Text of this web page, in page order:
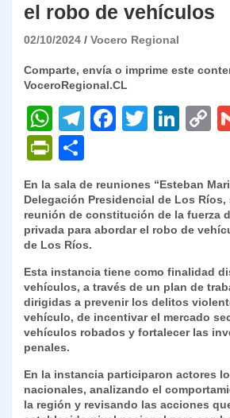
el robo de vehículos
02/10/2024 Vocero Regional
Comparte, envía o imprime este
VoceroRegional.CL
W
h
at
s
A
p
p
T
gr
a
m
F
e
b
o
k
T
er
Li
e
dI
C
y
k
P
ri
nt
Fr
ie
n
dl
y
o
m
p
ar
tir
En la sala de reuniones “Esteban
Delegación Presidencial de Los Ríos,
reunión de constitución de la fuerza
privada para abordar el robo de
de Los Ríos.
Esta instancia tiene como finalidad
vehículos, a través de un plan de
dirigidas a prevenir los delitos
vehículo, de incentivar el mercado
vehículos robados y fortalecer las
penales.
En la instancia participaron actores
nacionales, analizando el
la región y revisando las acciones